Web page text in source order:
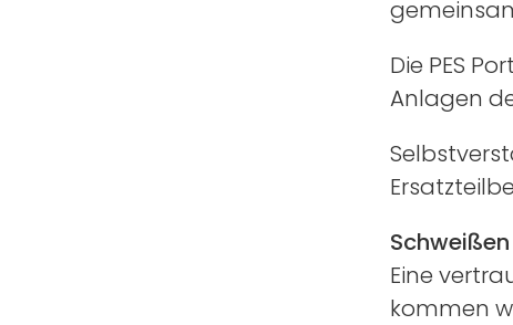
Die PES
Anlagen
Eine
kommen